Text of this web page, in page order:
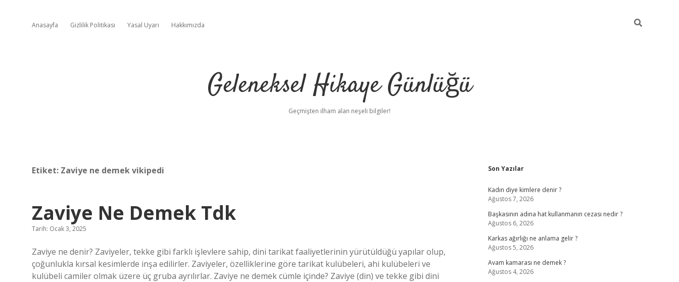
Anasayfa Gizlilik Politikası Yasal Uyarı Hakkımızda
Geleneksel Hikaye Günlüğü
Geçmişten ilham alan neşeli bilgiler!
Etiket: Zaviye ne demek vikipedi
Zaviye Ne Demek Tdk
Tarih: Ocak 3, 2025
Zaviye ne denir? Zaviyeler, tekke gibi farklı işlevlere sahip, dini tarikat faaliyetlerinin yürütüldüğü yapılar olup,
çoğunlukla kırsal kesimlerde inşa edilirler. Zaviyeler, özelliklerine göre tarikat kulübeleri, ahi kulübeleri ve
kulübeli camiler olmak üzere üç gruba ayrılırlar. Zaviye ne demek cümle içinde? Zaviye (din) ve tekke gibi dini
Sidebar
Son Yazılar
Kadın diye kimlere denir ?
Ağustos 7, 2026
Başkasının adına hat kullanmanın cezası nedir ?
Ağustos 6, 2026
Karkas ağırlığı ne anlama gelir ?
Ağustos 5, 2026
Avam kamarası ne demek ?
Ağustos 4, 2026